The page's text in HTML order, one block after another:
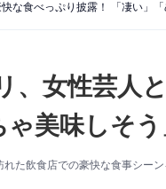
、女性芸人
美味しそう
た飲食店での豪快な食事シー